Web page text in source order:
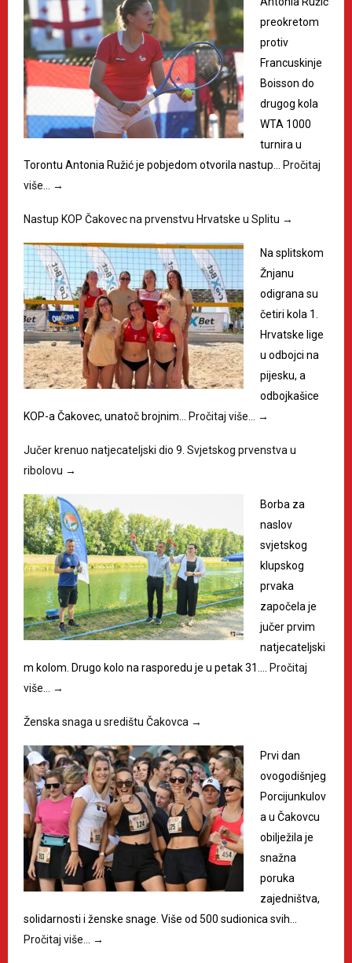
preokretom
protiv
Francuskinje
Boisson do
drugog kola
WTA 1000
turnira u
Torontu Antonia Ružić je pobjedom otvorila nastup… Pročitaj
više… →
Nastup KOP Čakovec na prvenstvu Hrvatske u Splitu →
Na splitskom
Žnjanu
odigrana su
četiri kola 1.
Hrvatske lige
u odbojci na
pijesku, a
odbojkašice
KOP-a Čakovec, unatoč brojnim… Pročitaj više… →
Jučer krenuo natjecateljski dio 9. Svjetskog prvenstva u
ribolovu →
Borba za
naslov
svjetskog
klupskog
prvaka
započela je
jučer prvim
natjecateljski
m kolom. Drugo kolo na rasporedu je u petak 31.… Pročitaj
više… →
Ženska snaga u središtu Čakovca →
Prvi dan
ovogodišnjeg
Porcijunkulov
a u Čakovcu
obilježila je
snažna
poruka
zajedništva,
solidarnosti i ženske snage. Više od 500 sudionica svih…
Pročitaj više… →